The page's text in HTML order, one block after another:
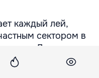
каждый лей,
сектором в
Для этого
Vitamine”.